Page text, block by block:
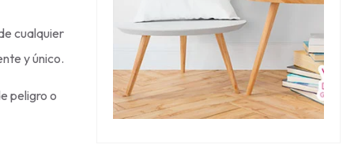
cualquier
y único.
peligro o